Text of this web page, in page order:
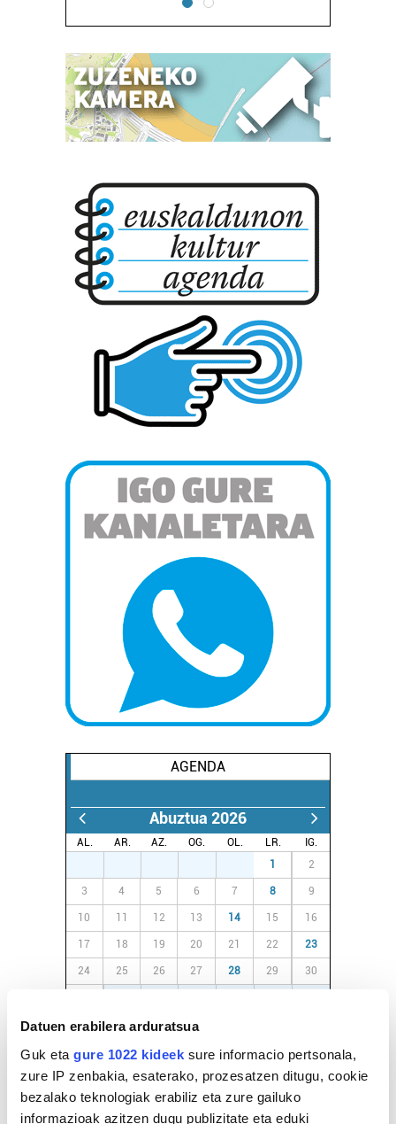
Datuen erabilera arduratsua
Guk eta gure 1022 kideek sure informacio pertsonala,
zure IP zenbakia, esaterako, prozesatzen ditugu, cookie
bezalako teknologiak erabiliz eta zure gailuko
informazioak azitzen dugu publizitate eta eduki
AGENDA
Abuztua 2026
AL. AR. AZ. OG. OL. LR.
IG.
1 2
3 4 5 6 7 8 9
10 11 12 13 14 15 16
17 18 19 20 21 22 23
24 25 26 27 28 29 30
EGURALDIA
Irun